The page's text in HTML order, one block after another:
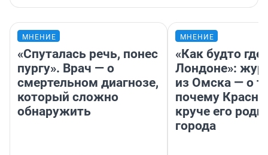
МНЕНИЕ
«Спуталась речь, понес
пургу». Врач — о
смертельном диагнозе,
который сложно
обнаружить
МНЕНИЕ
«Как будто
Лондоне»:
из Омска — о
почему
круче его
города